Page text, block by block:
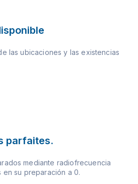
las ubicaciones y las existencias
parfaites.
mediante radiofrecuencia
su preparación a 0.